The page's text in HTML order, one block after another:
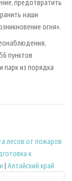
наши
огня».
пунктов
парк из порядка
лесов от пожаров
к
| Алтайский край